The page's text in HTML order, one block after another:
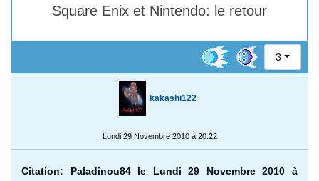
Square Enix et Nintendo: le retour
3
kakashi122
Lundi 29 Novembre 2010 à 20:22
Citation: Paladinou84 le Lundi 29 Novembre 2010 à